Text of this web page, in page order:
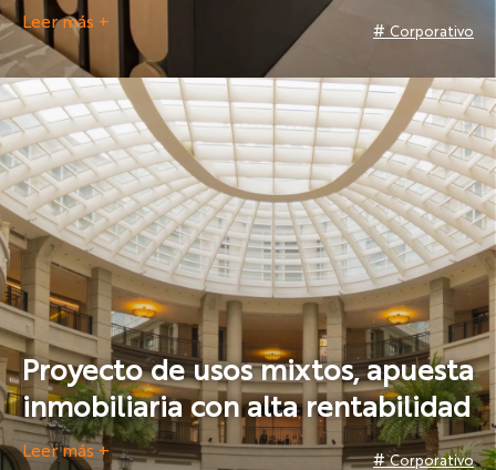
Leer más + # Corporativo
Proyecto de usos mixtos, apuesta
inmobiliaria con alta rentabilidad
Leer más + #Corporativo